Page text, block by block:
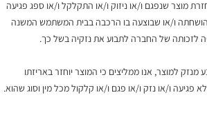
מוצר שנפגם ו/או ניזוק ו/או התקלקל ו/או ספג פגיעה
הושחתה ו/או שבוצעה בו הרכבה בבית המשתמש המשנה
לזכותה של החברה לתבוע את נזקיה בשל כך.
למוצר, אנו ממליצים כי המוצר יוחזר באריזתו
פגיעה ו/או נזק ו/או פגם ו/או קלקול מכל מין וסוג שהוא.